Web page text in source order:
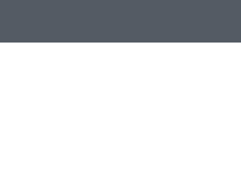
750.000 KM 650 KM
prije 2 dana